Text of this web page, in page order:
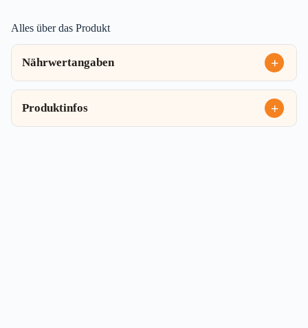
Alles über das Produkt
Nährwertangaben
Produktinfos